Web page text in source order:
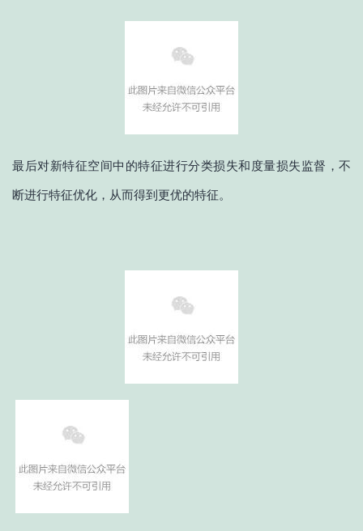
最后对新特征空间中的特征进行分类损失和度量损失监督，不
断进行特征优化，从而得到更优的特征。